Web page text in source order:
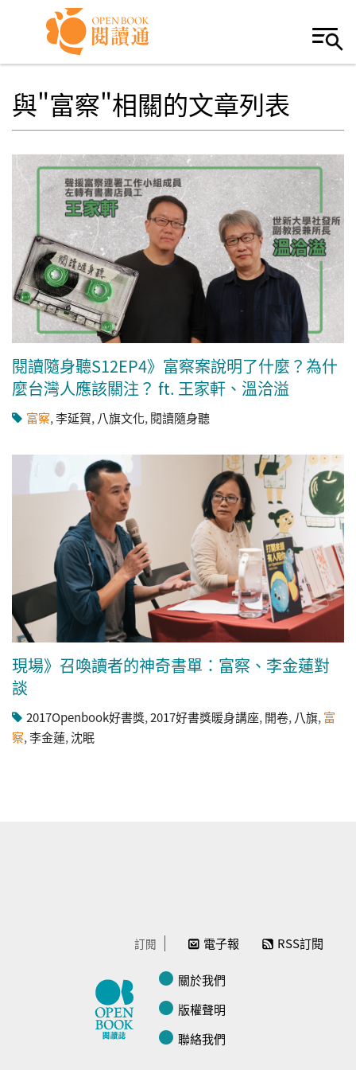
Skip to navigation
移至主內容
與"富察"相關的文章列表
閱讀隨身聽S12EP4》富察案說明了什麼？為什
麼台灣人應該關注？ ft. 王家軒、溫洽溢
富察,李延賀, 八旗文化, 閱讀隨身聽
現場》召喚讀者的神奇書單：富察、李金蓮對
談
2017Openbook好書獎,2017好書獎暖身講座,開卷,八旗,富
察,李金蓮,沈眠
訂閱 電子報 RSS訂閱
關於我們
版權聲明
聯絡我們